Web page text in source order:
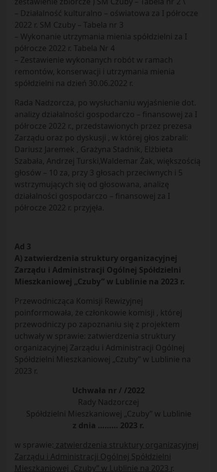
– Działalność kulturalno – oświatowa za I półrocze
2022 r. SM Czuby – Tabela nr 3
– Wykonanie utrzymania mienia spółdzielni za I
półrocze 2022 r. Tabela Nr 4
– Zestawienie wykonanych robót w ramach
remontów, konserwacji i utrzymania mienia
spółdzielni na dzień 30.06.2022 r.
Rada Nadzorcza, po wysłuchaniu wyjaśnienie dot.
analizy działalności gospodarczo – finansowej za I
półrocze 2022 r., przedstawionych przez prezesa
Zarządu oraz po dyskusji , w której głos zabrali:
Dariusz Jaremek , Grażyna Stadnik, Elżbieta
Szabała, Andrzej Turski,Waldemar Żak, większością
głosów – 10 za, przy 3 głosach przeciwnych i 5
wstrzymujących się od głosowana, analizę
działalności gospodarczo – finansowej za I
półrocze 2022 r. przyjęła.
Ad 3
A) zatwierdzenia struktury organizacyjnej
Zarządu i Administracji Ogólnej Spółdzielni
Mieszkaniowej „Czuby” w Lublinie na 2023 r.
Przewodnicząca Komisji Rewizyjnej
poinformowała, że członkowie komisji , której
przewodniczy po zapoznaniu się z projektem
uchwały w sprawie: zatwierdzenia struktury
organizacyjnej Zarządu i Administracji Ogólnej
Spółdzielni Mieszkaniowej „Czuby” w Lublinie na
2023 r.
Uchwała nr / /2022
Rady Nadzorczej
Spółdzielni Mieszkaniowej „Czuby” w Lublinie
z dnia ……… 2023 r.
w sprawie: zatwierdzenia struktury organizacyjnej
Zarządu i Administracji Ogólnej Spółdzielni
Mieszkaniowej „Czuby” w Lublinie na 2023 r.